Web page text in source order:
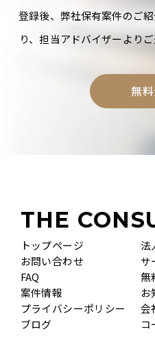
登録後、弊社保有案件のご
り、担当アドバイザーより
無
THE
トップページ
法
お問い合わせ
サ
FAQ
無
案件情報
お
プライバシーポリシー
会
ブログ
コ